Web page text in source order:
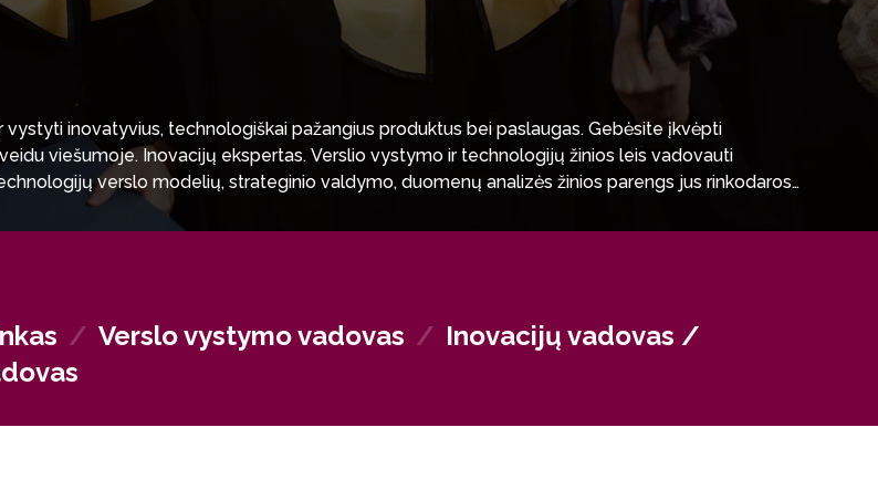
inovatyvius, technologiškai pažangius produktus bei paslaugas. Gebėsite įkvėpti
viešumoje. Inovacijų ekspertas. Verslio vystymo ir technologijų žinios leis vadovauti
verslo modelių, strateginio valdymo, duomenų analizės žinios parengs jus rinkodaros
plėtros vadovas. Sugebėsite eiti šias strategiškai svarbias pareigas, kuriose susipina gebėjimas
/ Verslo vystymo vadovas / Inovacijų vadovas /